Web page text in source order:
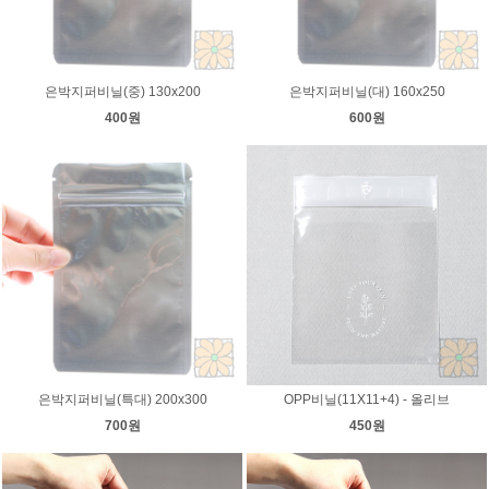
은박지퍼비닐(중) 130x200
400원
은박지퍼비닐(대) 160x250
600원
은박지퍼비닐(특대) 200x300
700원
OPP비닐(11X11+4) - 올리브
450원